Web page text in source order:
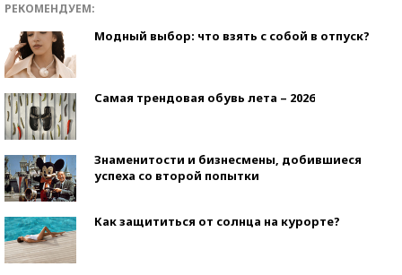
РЕКОМЕНДУЕМ:
Модный выбор: что взять с собой в отпуск?
Самая трендовая обувь лета – 2026
Знаменитости и бизнесмены, добившиеся
успеха со второй попытки
Как защититься от солнца на курорте?